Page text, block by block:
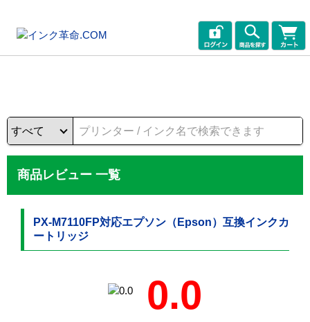
商品レビュー 一覧
PX-M7110FP対応エプソン（Epson）互換インクカ
ートリッジ
0.0